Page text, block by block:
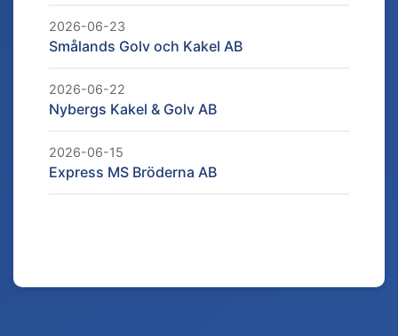
2026-06-23
Smålands Golv och Kakel AB
2026-06-22
Nybergs Kakel & Golv AB
2026-06-15
Express MS Bröderna AB